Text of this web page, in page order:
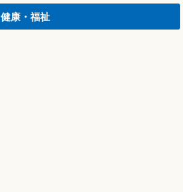
健康・福祉